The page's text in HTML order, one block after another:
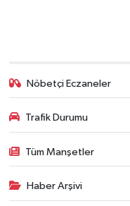
Nöbetçi Eczaneler
Trafik Durumu
Tüm Manşetler
Haber Arşivi